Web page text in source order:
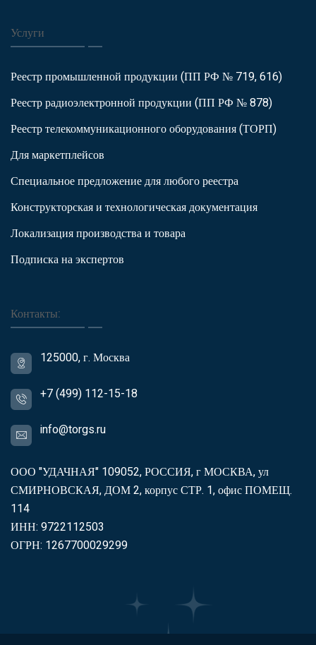
Услуги
Реестр промышленной продукции (ПП РФ № 719, 616)
Реестр радиоэлектронной продукции (ПП РФ № 878)
Реестр телекоммуникационного оборудования (ТОРП)
Для маркетплейсов
Специальное предложение для любого реестра
Конструкторская и технологическая документация
Локализация производства и товара
Подписка на экспертов
Контакты:
125000, г. Москва
+7 (499) 112-15-18
info@torgs.ru
ООО "УДАЧНАЯ" 109052, РОССИЯ, г МОСКВА, ул
СМИРНОВСКАЯ, ДОМ 2, корпус СТР. 1, офис ПОМЕЩ.
114
ИНН: 9722112503
ОГРН: 1267700029299